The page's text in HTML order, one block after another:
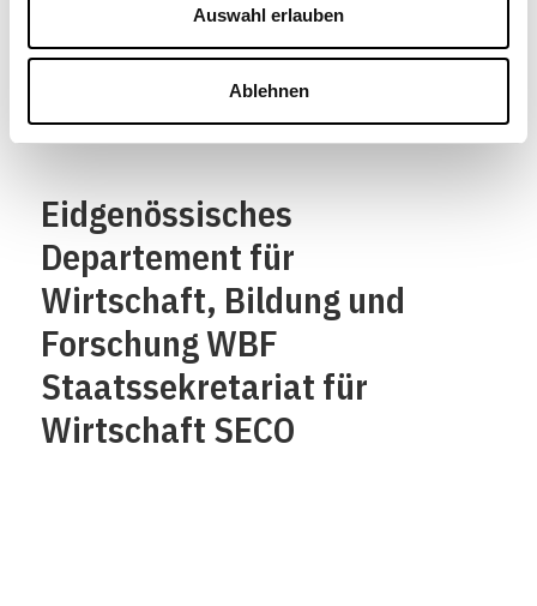
Auswahl erlauben
Ablehnen
Confédération suisse
Confederazione Svizzera
Confederaziun svizra
Eidgenössisches
Departement für
Wirtschaft, Bildung und
Forschung WBF
Staatssekretariat für
Wirtschaft SECO